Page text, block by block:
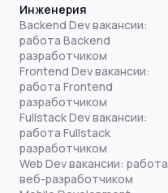
Инженерия
Backend Dev вакансии:
работа Backend
разработчиком
Frontend Dev вакансии:
работа Frontend
разработчиком
Fullstack Dev вакансии:
работа Fullstack
разработчиком
Web Dev вакансии: работа
веб-разработчиком